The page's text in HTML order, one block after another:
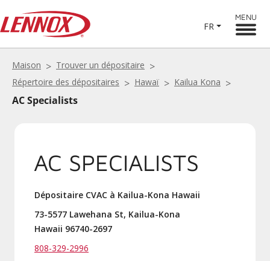
FR
MENU
Maison
Trouver un dépositaire
Répertoire des dépositaires
Hawaï Kailua Kona
AC Specialists
AC SPECIALISTS
Dépositaire CVAC à Kailua-Kona Hawaii
73-5577 Lawehana St, Kailua-Kona
Hawaii 96740-2697
808-329-2996